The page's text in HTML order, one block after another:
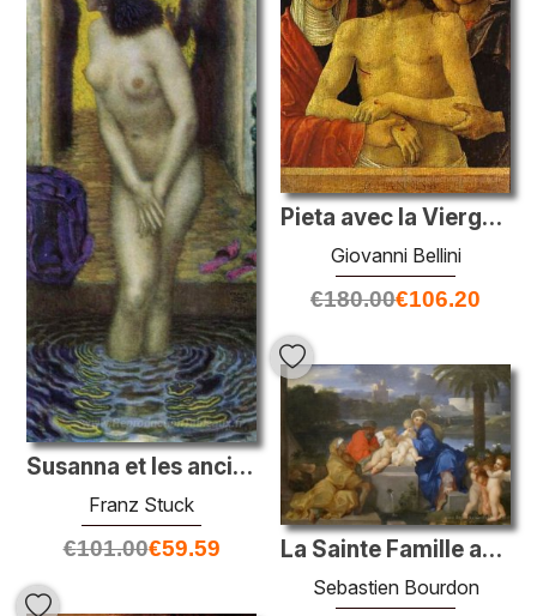
Susanna et les anciens
Franz Stuck
€101.00€59.59
Pieta avec la Vierge et St. John the Evangelist
Giovanni Bellini
€180.00€106.20
La Sainte Famille avec les saints Elizabeth et l'enfant Jean-Bap
Sebastien Bourdon